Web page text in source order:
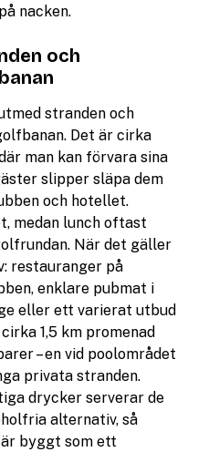
nacken.
och
stranden och
Det är cirka
man kan förvara sina
slipper släpa dem
och hotellet.
medan lunch oftast
När det gäller
restauranger på
enklare pubmat i
eller ett varierat utbud
1,5 km promenad
– en vid poolområdet
privata stranden.
drycker serverar de
alternativ, så
byggt som ett